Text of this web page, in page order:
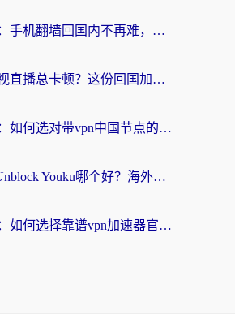
海外党必看：手机翻墙回国内不再难，一篇搞定无缝访问国内资源指南
海外华人电视直播总卡顿？这份回国加速器选择指南帮你无缝看国内资源
海外党必看：如何选对带vpn中国节点的加速器？无缝访问国内资源全攻略
ChickCN和Unblock Youku哪个好？海外党亲测4款热门回国加速器，附避坑指南
海外党必看：如何选择靠谱vpn加速器官网？轻松解决国内APP地区限制